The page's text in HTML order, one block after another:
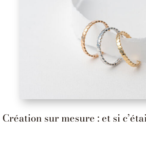
Création sur mesure : et si